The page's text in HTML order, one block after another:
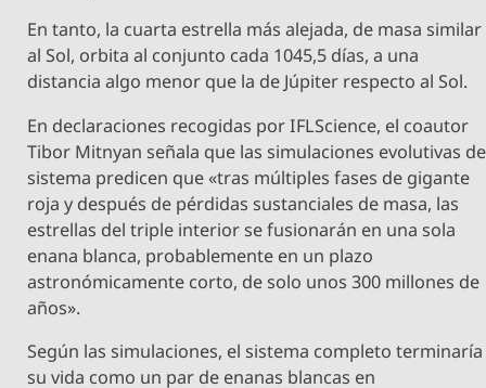
En tanto, la cuarta estrella más alejada, de masa similar
al Sol, orbita al conjunto cada 1045,5 días, a una
distancia algo menor que la de Júpiter respecto al Sol.
En declaraciones recogidas por IFLScience, el coautor
Tibor Mitnyan señala que las simulaciones evolutivas
sistema predicen que «tras múltiples fases de gigante
roja y después de pérdidas sustanciales de masa, las
estrellas del triple interior se fusionarán en una sola
enana blanca, probablemente en un plazo
astronómicamente corto, de solo unos 300 millones de
años».
Según las simulaciones, el sistema completo terminaría
su vida como un par de enanas blancas en